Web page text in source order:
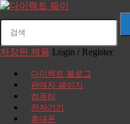
저장된 제품 Login / Register
다이렉트 블로그
판매자 페이지
컴퓨터
전자기기
휴대폰